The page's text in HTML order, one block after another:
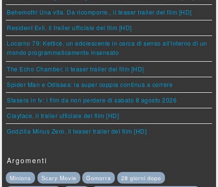
Behemoth! Una vita. Da ricomporre., il teaser trailer del film [HD]
Resident Evil, il trailer ufficiale del film [HD]
Locarno 79: Ketticè, un adolescente in cerca di senso all'interno di un
mondo programmaticamente insensato
The Echo Chamber, il teaser trailer del film [HD]
Spider Man e Odissea: la super coppia continua a correre
Stasera in tv: i film da non perdere di sabato 8 agosto 2026
Clayface, il trailer ufficiale del film [HD]
Godzilla Minus Zero, il teaser trailer del film [HD]
Argomenti
Minions Scary Movie Gomorra
28 giorni dopo